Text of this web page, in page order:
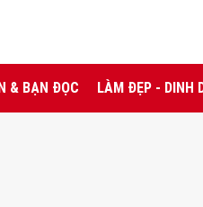
& BẠN ĐỌC LÀM ĐẸP - DINH